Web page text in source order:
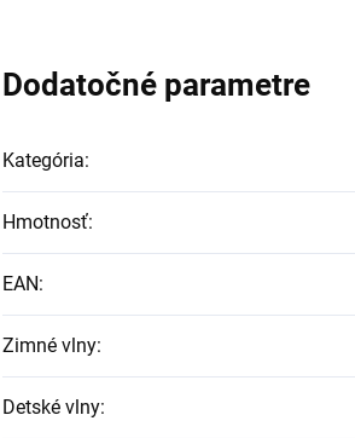
Dodatočné parametre
Kategória:
Hmotnosť:
EAN:
Zimné vlny:
Detské vlny: